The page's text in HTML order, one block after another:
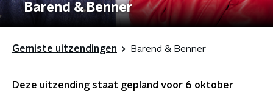
Barend & Benner
Gemiste uitzendingen Barend & Benner
Deze uitzending staat gepland voor 6 oktober